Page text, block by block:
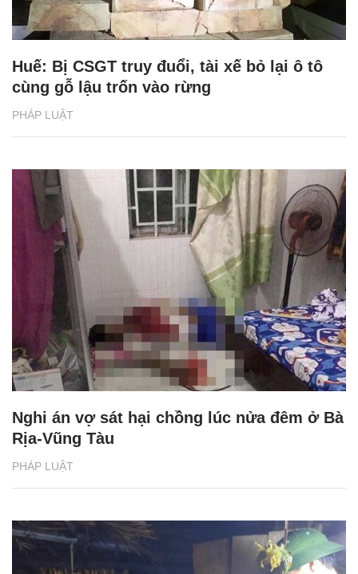
PHÁP LUẬT
Huế: Bị CSGT truy đuổi, tài xế bỏ lại ô tô
cùng gỗ lậu trốn vào rừng
PHÁP LUẬT
Nghi án vợ sát hại chồng lúc nửa đêm ở Bà
Rịa-Vũng Tàu